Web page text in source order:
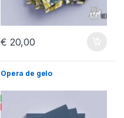
€ 20,00
Ópera de gelo